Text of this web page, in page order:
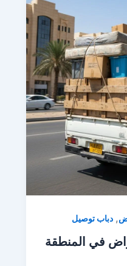
, دباب توصيل
في المنطقة